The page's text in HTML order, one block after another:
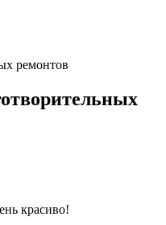
ремонтов
красиво!